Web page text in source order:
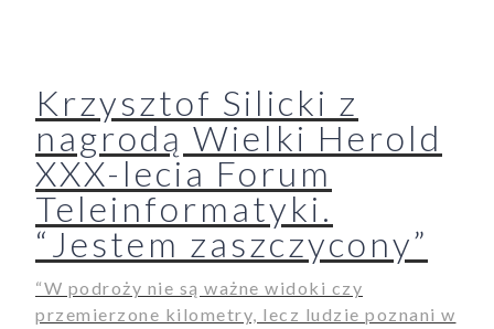
Krzysztof Silicki z
nagrodą Wielki Herold
XXX-lecia Forum
Teleinformatyki.
“Jestem zaszczycony”
“W podroży nie są ważne widoki czy
przemierzone kilometry, lecz ludzie poznani w